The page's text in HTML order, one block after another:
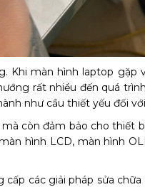
màn hình laptop gặp
rất nhiều đến quá
như cầu thiết yếu đối
còn đảm bảo cho thiết
hình LCD, màn hình
các giải pháp sửa